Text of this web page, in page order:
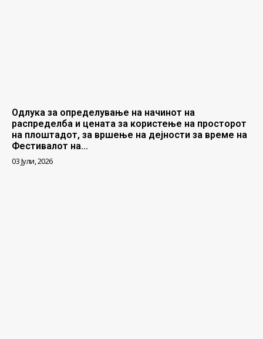
Одлука за определување на начинот на
распределба и цената за користење на просторот
на плоштадот, за вршење на дејности за време на
Фестивалот на...
03 Јули, 2026